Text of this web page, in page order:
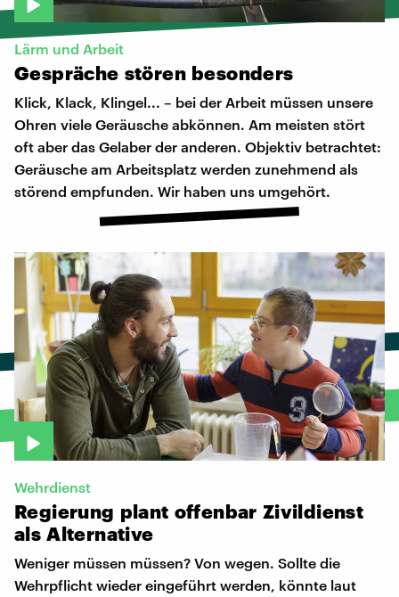
Lärm und Arbeit
Gespräche stören besonders
Klick, Klack, Klingel... – bei der Arbeit müssen unsere
Ohren viele Geräusche abkönnen. Am meisten stört
oft aber das Gelaber der anderen. Objektiv betrachtet:
Geräusche am Arbeitsplatz werden zunehmend als
störend empfunden. Wir haben uns umgehört.
Wehrdienst
Regierung plant offenbar Zivildienst
als Alternative
Weniger müssen müssen? Von wegen. Sollte die
Wehrpflicht wieder eingeführt werden, könnte laut